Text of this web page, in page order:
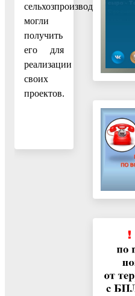
сельхозпроизводства
могли
получить
его для
реализации
своих
проектов.